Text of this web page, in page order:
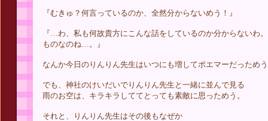
『むきゅ？何言っているのか、全然分からないめう！』
『…わ、私も何故貴方にこんな話をしているのか分からないわ
ものなのね…。』
なんか今日のりんりん先生はいつにも増してポエマーだっため
でも、神社のけいだいでりんりん先生と一緒に並んで見る
雨のお空は、キラキラしててとっても素敵に思っためう。
それと、りんりん先生はその後もなぜか